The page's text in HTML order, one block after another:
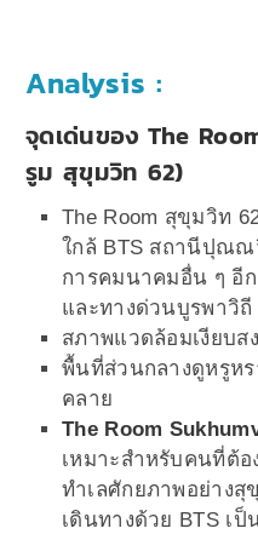
Analysis :
จุดเด่นของ The
รูม สุขุมวิท 62)
The Room สุขุมวิท
ใกล้ BTS สถานีปุณณ
การคมนาคมอื่น ๆ อี
และทางด่วนบูรพาวิถี
สภาพแวดล้อมเงียบ
พื้นที่ส่วนกลางดูหรูห
คลาย
The Room
เหมาะสำหรับคนที่ต้
ทำเลศักยภาพอย่างสุ
เดินทางด้วย BTS เ